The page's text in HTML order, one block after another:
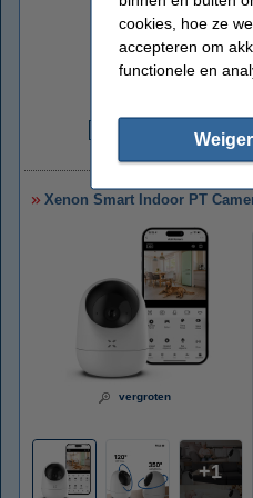
Xenon Smart Indoor PT
vergroten
1
cookies, hoe ze
accepteren om
functionele en